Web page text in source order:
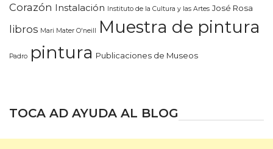
Corazón Instalación Instituto de la Cultura y las Artes José Rosa
libros Mari Mater O'neill Muestra de pintura
Padro pintura Publicaciones de Museos
TOCA AD AYUDA AL BLOG